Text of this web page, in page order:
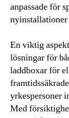
anpassade för
En viktig
lösningar för
laddboxar för
yrkespersoner
Med